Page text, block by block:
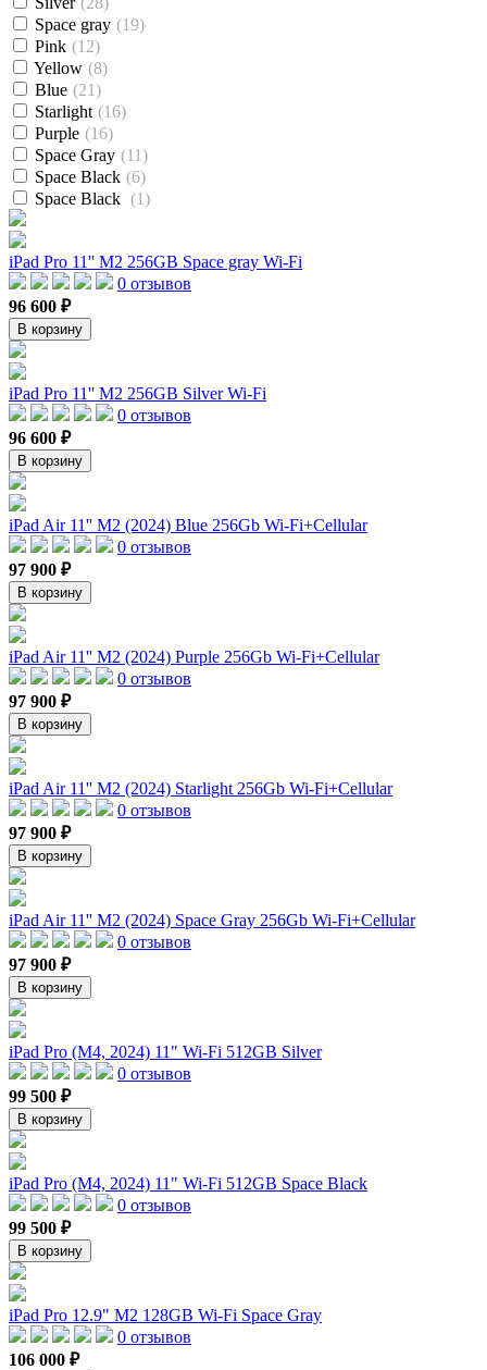
Space gray (19)
Pink (12)
Yellow (8)
Blue (21)
Starlight (16)
Purple (16)
Space Gray (11)
Space Black (6)
Space Black (1)
iPad Pro 11'' M2 256GB Space gray Wi-Fi
0 отзывов
96 600 ₽
В корзину
iPad Pro 11'' M2 256GB Silver Wi-Fi
0 отзывов
96 600 ₽
В корзину
iPad Air 11'' M2 (2024) Blue 256Gb Wi-Fi+Cellular
0 отзывов
97 900 ₽
В корзину
iPad Air 11'' M2 (2024) Purple 256Gb Wi-Fi+Cellular
0 отзывов
97 900 ₽
В корзину
iPad Air 11'' M2 (2024) Starlight 256Gb Wi-Fi+Cellular
0 отзывов
97 900 ₽
В корзину
iPad Air 11'' M2 (2024) Space Gray 256Gb Wi-Fi+Cellular
0 отзывов
97 900 ₽
В корзину
iPad Pro (M4, 2024) 11" Wi-Fi 512GB Silver
0 отзывов
99 500 ₽
В корзину
iPad Pro (M4, 2024) 11" Wi-Fi 512GB Space Black
0 отзывов
99 500 ₽
В корзину
iPad Pro 12.9" M2 128GB Wi-Fi Space Gray
0 отзывов
106 000 ₽